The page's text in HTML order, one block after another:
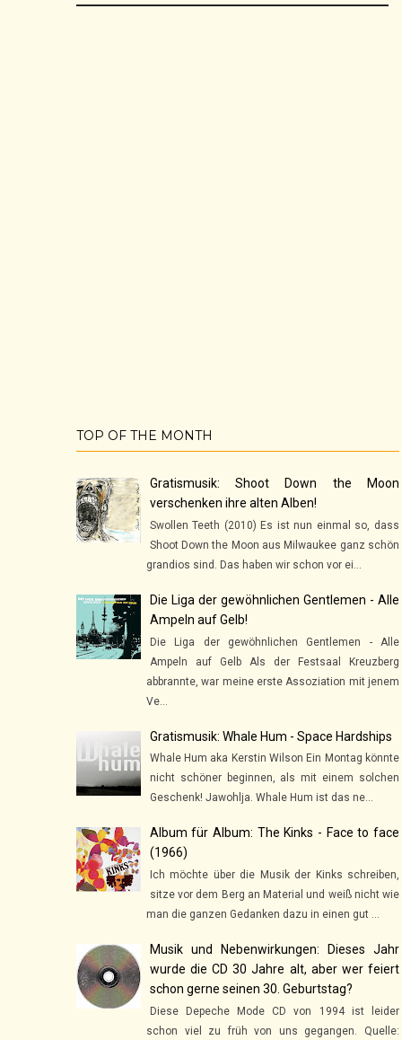
TOP OF THE MONTH
Gratismusik: Shoot Down the Moon
verschenken ihre alten Alben!
Swollen Teeth (2010) Es ist nun einmal so, dass
Shoot Down the Moon aus Milwaukee ganz schön
grandios sind. Das haben wir schon vor ei...
Die Liga der gewöhnlichen Gentlemen - Alle
Ampeln auf Gelb!
Die Liga der gewöhnlichen Gentlemen - Alle
Ampeln auf Gelb Als der Festsaal Kreuzberg
abbrannte, war meine erste Assoziation mit jenem
Ve...
Gratismusik: Whale Hum - Space Hardships
Whale Hum aka Kerstin Wilson Ein Montag könnte
nicht schöner beginnen, als mit einem solchen
Geschenk! Jawohlja. Whale Hum ist das ne...
Album für Album: The Kinks - Face to face
(1966)
Ich möchte über die Musik der Kinks schreiben,
sitze vor dem Berg an Material und weiß nicht wie
man die ganzen Gedanken dazu in einen gut ...
Musik und Nebenwirkungen: Dieses Jahr
wurde die CD 30 Jahre alt, aber wer feiert
schon gerne seinen 30. Geburtstag?
Diese Depeche Mode CD von 1994 ist leider
schon viel zu früh von uns gegangen. Quelle: